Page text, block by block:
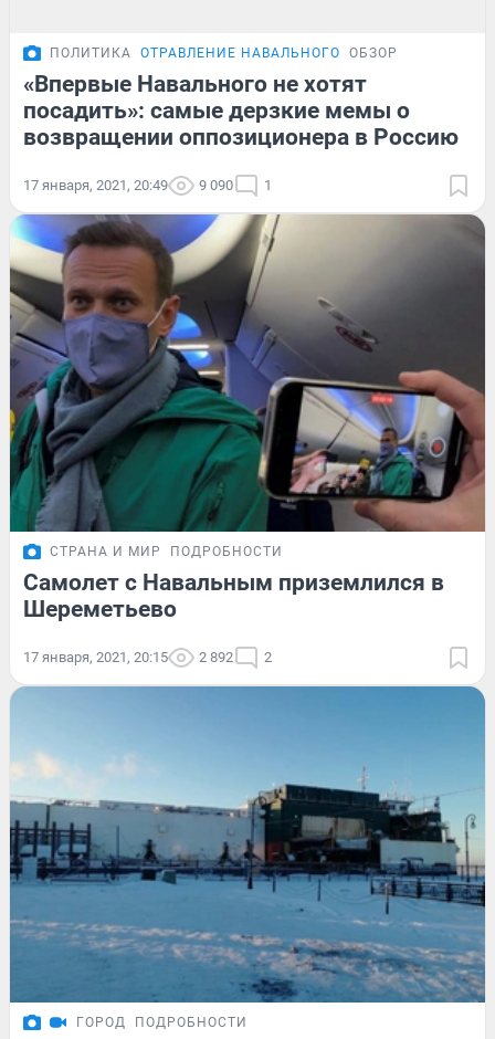
ПОЛИТИКА ОТРАВЛЕНИЕ НАВАЛЬНОГО ОБЗОР
«Впервые Навального не хотят
посадить»: самые дерзкие мемы о
возвращении оппозиционера в Россию
17 января, 2021, 20:49 9 090 1
СТРАНА И МИР ПОДРОБНОСТИ
Самолет с Навальным приземлился в
Шереметьево
17 января, 2021, 20:15 2 892 2
ГОРОД ПОДРОБНОСТИ